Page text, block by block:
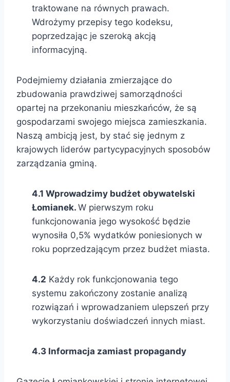
traktowane na równych prawach.
Wdrożymy przepisy tego kodeksu,
poprzedzając je szeroką akcją
informacyjną.
Podejmiemy działania zmierzające do
zbudowania prawdziwej samorządności
opartej na przekonaniu mieszkańców, że są
gospodarzami swojego miejsca zamieszkania.
Naszą ambicją jest, by stać się jednym z
krajowych liderów partycypacyjnych sposobów
zarządzania gminą.
4.1 Wprowadzimy budżet obywatelski
Łomianek. W pierwszym roku
funkcjonowania jego wysokość będzie
wynosiła 0,5% wydatków poniesionych w
roku poprzedzającym przez budżet miasta.
4.2 Każdy rok funkcjonowania tego
systemu zakończony zostanie analizą
rozwiązań i wprowadzaniem ulepszeń przy
wykorzystaniu doświadczeń innych miast.
4.3 Informacja zamiast propagandy